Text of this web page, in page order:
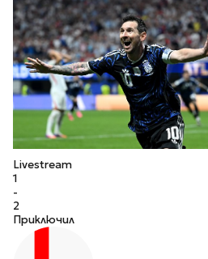
Livestream
1
-
2
Приключил